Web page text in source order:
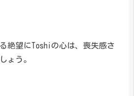
絶望にToshiの心は、喪失感さ
ょう。